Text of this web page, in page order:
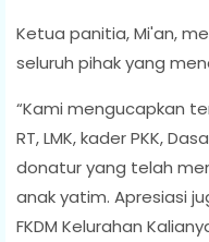
Ketua panitia, Mi'an,
seluruh pihak yang
“Kami mengucapkan
RT, LMK, kader PKK,
donatur yang telah
anak yatim. Apresiasi
FKDM Kelurahan